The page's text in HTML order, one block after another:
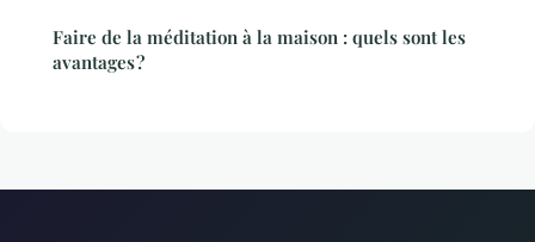
Faire de la méditation à la maison : quels sont les
avantages ?